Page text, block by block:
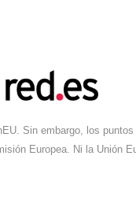
Sin embargo, los
Europea. Ni la Unión